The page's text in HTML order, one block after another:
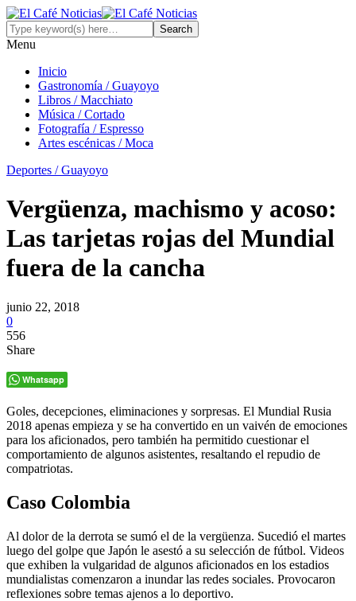
Menu
Inicio
Gastronomía / Guayoyo
Libros / Macchiato
Música / Cortado
Fotografía / Espresso
Artes escénicas / Moca
Deportes / Guayoyo
Vergüenza, machismo y acoso:
Las tarjetas rojas del Mundial
fuera de la cancha
junio 22, 2018
0
556
Share
Whatsapp
Goles, decepciones, eliminaciones y sorpresas. El Mundial Rusia
2018 apenas empieza y se ha convertido en un vaivén de emociones
para los aficionados, pero también ha permitido cuestionar el
comportamiento de algunos asistentes, resaltando el repudio de
compatriotas.
Caso Colombia
Al dolor de la derrota se sumó el de la vergüenza. Sucedió el martes
luego del golpe que Japón le asestó a su selección de fútbol. Videos
que exhiben la vulgaridad de algunos aficionados en los estadios
mundialistas comenzaron a inundar las redes sociales. Provocaron
reflexiones sobre temas ajenos a lo deportivo.